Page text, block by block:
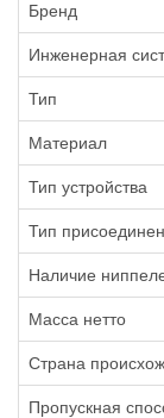
Бренд
Инженерная
Тип
Материал
Тип устройства
Тип
Наличие
Масса нетто
Страна
Пропускная